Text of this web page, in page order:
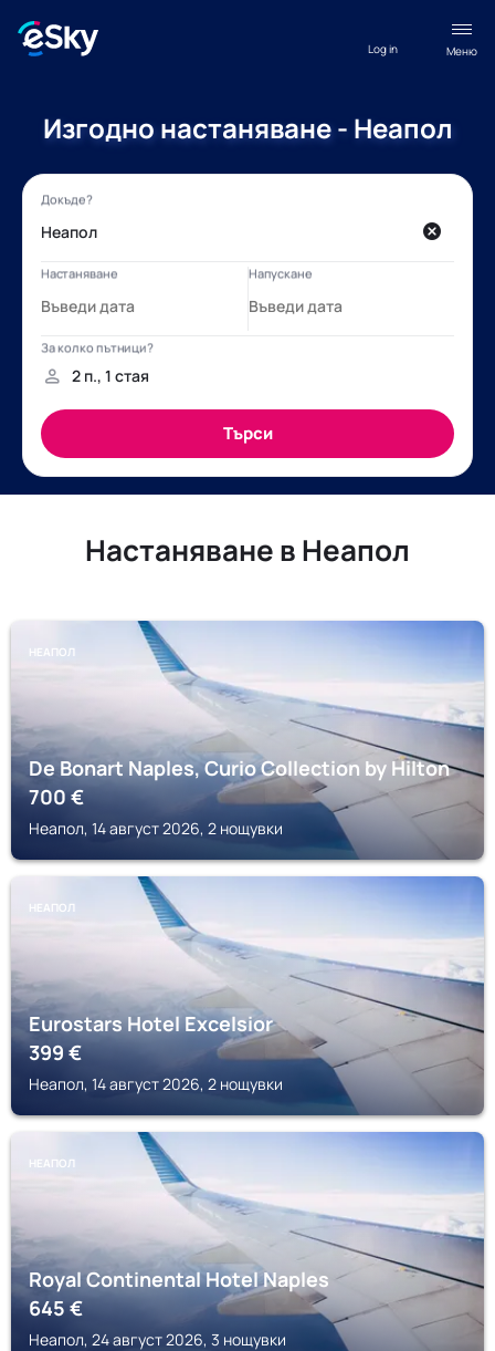
Меню
Log in
Изгодно настаняване - Неапол
Настаняване в Неапол
НЕАПОЛ
De Bonart Naples, Curio Collection by Hilton
700€
Неапол, 14 август 2026, 2 нощувки
НЕАПОЛ
Eurostars Hotel Excelsior
399€
Неапол, 14 август 2026, 2 нощувки
НЕАПОЛ
Royal Continental Hotel Naples
645€
Неапол, 24 август 2026, 3 нощувки